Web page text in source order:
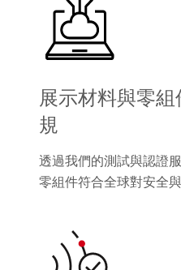
展示材料與零
規
透過我們的測試與認證
零組件符合全球對安全與